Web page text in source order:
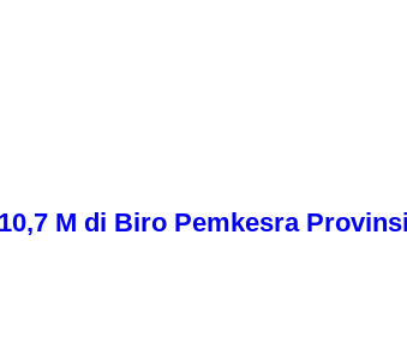
M di Biro Pemkesra